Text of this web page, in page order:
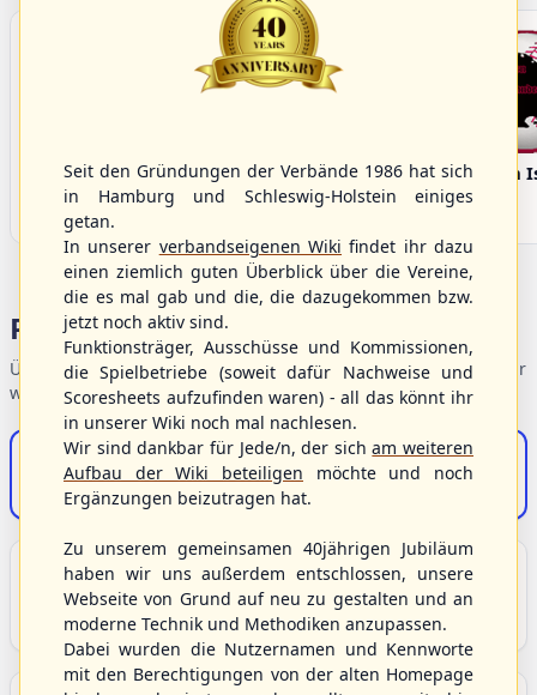
Bargenstedt
Beavers
Elmshorn Alligators Fehmarn
Portalbereiche
Übersicht der Verbandsbereiche – wählen Sie einen Einstieg für
weiterführende Informationen.
S/HBV-Shop
Der Onlineshop des S/HBV
Unser Sport
Grundlagen und Hintergründe zu Baseball, Softball
und Baseball5.
Seit den Gründungen der Verbände 1986 hat sich
in Hamburg und Schleswig-Holstein einiges
getan.
In unserer verbandseigenen Wiki findet ihr dazu
einen ziemlich guten Überblick über die Vereine,
die es mal gab und die, die dazugekommen bzw.
jetzt noch aktiv sind.
Funktionsträger, Ausschüsse und Kommissionen,
die Spielbetriebe (soweit dafür Nachweise und
Scoresheets aufzufinden waren) - all das könnt ihr
in unserer Wiki noch mal nachlesen.
Wir sind dankbar für Jede/n, der sicham weiteren
Aufbau der Wiki beteiligen möchte und noch
Ergänzungen beizutragen hat.
Zu unserem gemeinsamen 40jährigen Jubiläum
haben wir uns außerdem entschlossen, unsere
Webseite von Grund auf neu zu gestalten und an
moderne Technik und Methodiken anzupassen.
Dabei wurden die Nutzernamen und Kennworte
mit den Berechtigungen von der alten Homepage